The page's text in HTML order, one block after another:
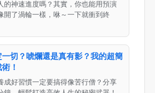
的神速進度嗎？其實，你也能用預演
開了渦輪一樣，咻～一下就衝到終
一切？唬爛還是真有影？我的超簡
！
成好習慣一定要搞得像苦行僧？分享